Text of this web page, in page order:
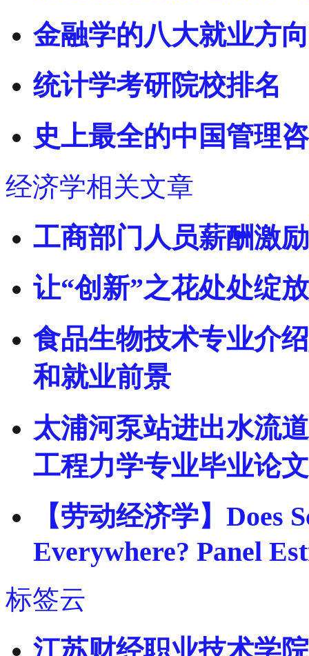
金融学的八大就业方
统计学考研院校排名
史上最全的中国管理
经济学相关文章
工商部门人员薪酬激
让“创新”之花处处绽
食品生物技术专业介
和就业前景
太浦河泵站进出水流
工程力学专业毕业论文
【劳动经济学】Does
Everywhere? Panel
标签云